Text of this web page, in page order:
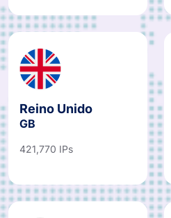
Reino Unido
GB
421,770 IPs